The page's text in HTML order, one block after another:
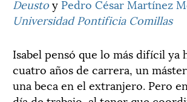
Deustoy Pedro César Martínez
Universidad Pontificia Comillas
Isabel pensó que lo más difícil ya
cuatro años de carrera, un
una beca en el extranjero. Pero